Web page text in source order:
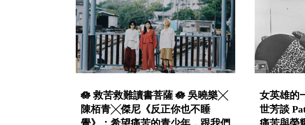
🪷 救苦救難讀書菩薩 🪷 吳曉樂╳
陳栢青╳傑尼《反正你也不睡
女英雄的
世芳談